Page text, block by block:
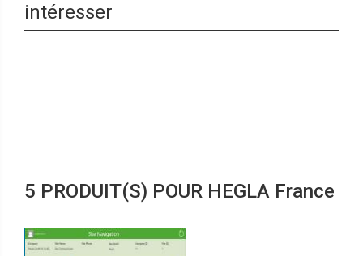
intéresser
5 PRODUIT(S) POUR HEGLA France